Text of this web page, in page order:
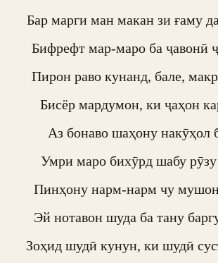
Бар марги ман макан зи ғаму
Бифрефт мар-маро ба ҷавонӣ
Пирон раво кунанд, бале,
Бисёр мардумон, ки ҷаҳон
Аз бонаво шаҳону накӯҳол
Умри маро бихӯрд шабу
Пинҳону нарм-нарм чу
Эй нотавон шуда ба тану
Зоҳид шудӣ кунун, ки шудӣ